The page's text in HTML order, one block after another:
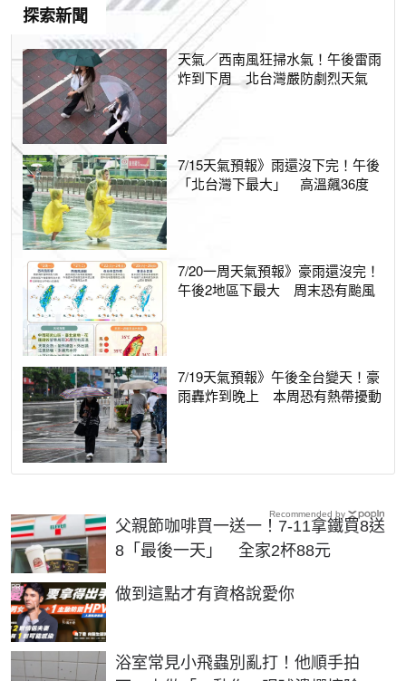
探索新聞
天氣／西南風狂掃水氣！午後雷雨
炸到下周 北台灣嚴防劇烈天氣
7/15天氣預報》雨還沒下完！午後
「北台灣下最大」 高溫飆36度
7/20一周天氣預報》豪雨還沒完！
午後2地區下最大 周末恐有颱風
7/19天氣預報》午後全台變天！豪
雨轟炸到晚上 本周恐有熱帶擾動
父親節咖啡買一送一！7-11拿鐵買8送
8「最後一天」 全家2杯88元
做到這點才有資格說愛你
PR
浴室常見小飛蟲別亂打！他順手拍
Recommended by